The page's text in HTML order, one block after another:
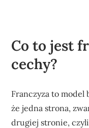
Co to jest
cechy?
Franczyza to model
że jedna strona,
drugiej stronie,